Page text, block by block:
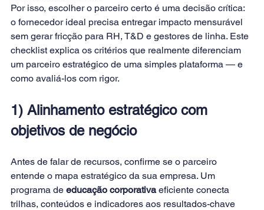
Por isso, escolher o parceiro certo é uma decisão crítica:
o fornecedor ideal precisa entregar impacto mensurável
sem gerar fricção para RH, T&D e gestores de linha. Este
checklist explica os critérios que realmente diferenciam
um parceiro estratégico de uma simples plataforma — e
como avaliá-los com rigor.
1) Alinhamento estratégico com
objetivos de negócio
Antes de falar de recursos, confirme se o parceiro
entende o mapa estratégico da sua empresa. Um
programa de educação corporativa eficiente conecta
trilhas, conteúdos e indicadores aos resultados-chave